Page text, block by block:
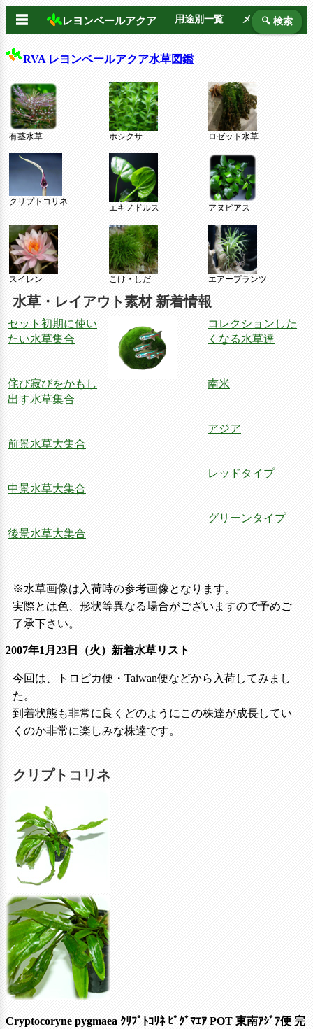
☰ レヨンベールアクア 用途別一覧 メーカー別
🔍 検索
RVA レヨンベールアクア水草図鑑
有茎水草 ホシクサ ロゼット水草
クリプトコリネ
エキノドルス アヌビアス
スイレン こけ・しだ エアープランツ
水草・レイアウト素材 新着情報
セット初期に使い
たい水草集合
侘び寂びをかもし
出す水草集合
前景水草大集合
中景水草大集合
後景水草大集合
コレクションした
くなる水草達
南米
アジア
レッドタイプ
グリーンタイプ
※水草画像は入荷時の参考画像となります。
実際とは色、形状等異なる場合がございますので予めご
了承下さい。
2007年1月23日（火）新着水草リスト
今回は、トロピカ便・Taiwan便などから入荷してみまし
た。
到着状態も非常に良くどのようにこの株達が成長してい
くのか非常に楽しみな株達です。
クリプトコリネ
Cryptocoryne pygmaea ｸﾘﾌﾟﾄｺﾘﾈ ﾋﾟｸﾞﾏｴｱ POT 東南ｱｼﾞｱ便 完